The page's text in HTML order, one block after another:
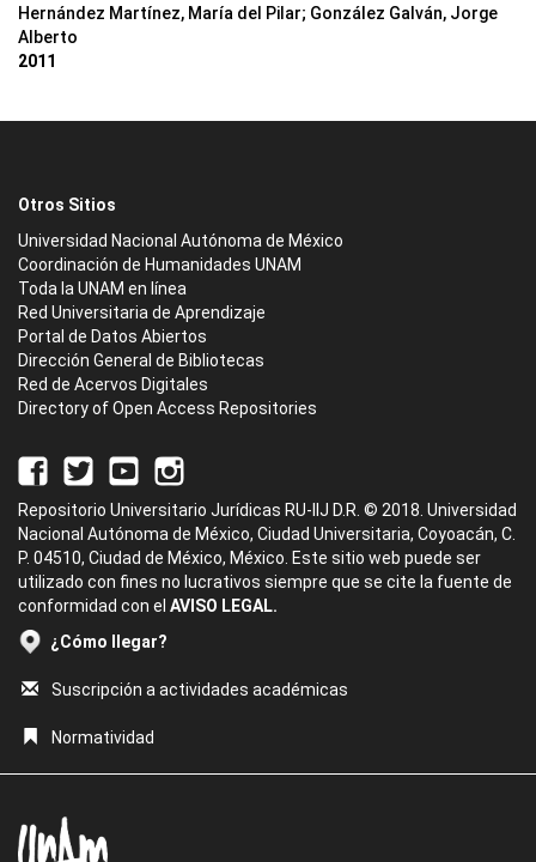
Hernández Martínez, María del Pilar; González Galván, Jorge
Alberto
2011
Otros Sitios
Universidad Nacional Autónoma de México
Coordinación de Humanidades UNAM
Toda la UNAM en línea
Red Universitaria de Aprendizaje
Portal de Datos Abiertos
Dirección General de Bibliotecas
Red de Acervos Digitales
Directory of Open Access Repositories
Repositorio Universitario Jurídicas RU-IIJ D.R. © 2018. Universidad
Nacional Autónoma de México, Ciudad Universitaria, Coyoacán, C.
P. 04510, Ciudad de México, México. Este sitio web puede ser
utilizado con fines no lucrativos siempre que se cite la fuente de
conformidad con el AVISO LEGAL.
¿Cómo llegar?
Suscripción a actividades académicas
Normatividad